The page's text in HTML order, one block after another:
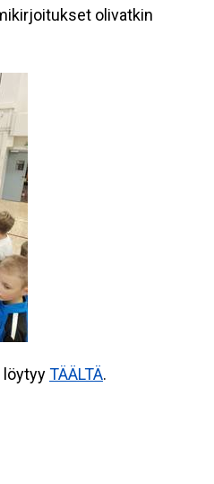
olivatkin
löytyyTÄÄLTÄ.